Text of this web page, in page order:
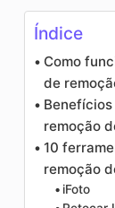
Índice
Como
de
remoção
10
remoção
iFoto